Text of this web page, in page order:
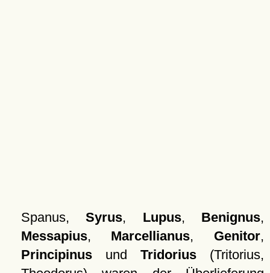
Spanus,Syrus, Lupus, Benignus,
Messapius, Marcellianus, Genitor,
Principinusund Tridorius(Tritorius,